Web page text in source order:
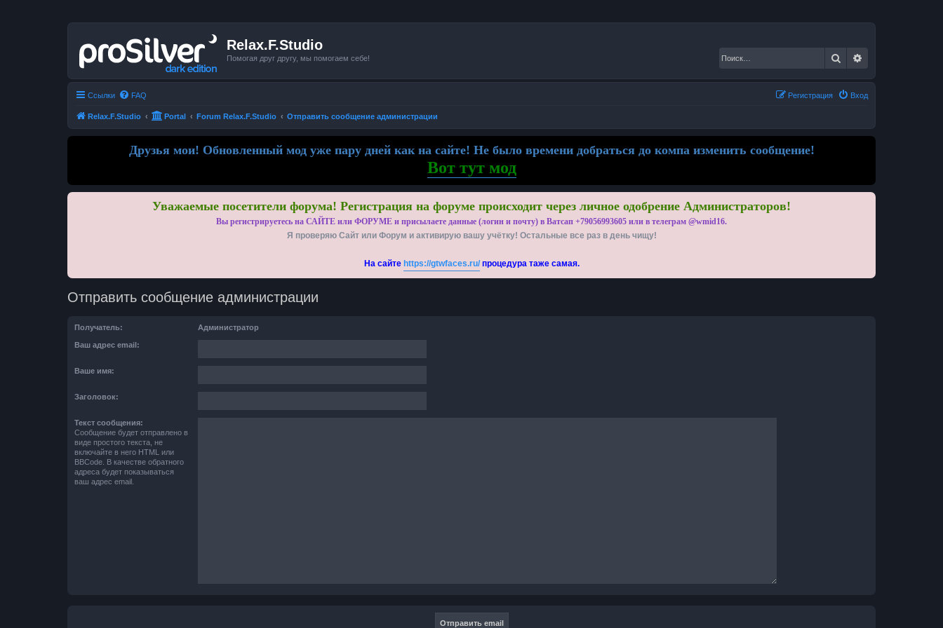
Relax.F.Studio
Помогая друг другу, мы помогаем себе! Поиск
Ссылки FAQ Вход
Регистрация
Relax.F.Studio Portal Forum Relax.F.Studio Отправить сообщение администрации
Друзья мои! Обновленный мод уже пару дней как на сайте! Не было времени добраться до компа изменить сообщение!
Вот тут мод
Уважаемые посетители форума! Регистрация на форуме происходит через личное одобрение Администраторов!
Вы регистрируетесь на САЙТЕ или ФОРУМЕ и присылаете данные (логин и почту) в Ватсап +79056993605 или в телеграм @wmid16.
Я проверяю Сайт или Форум и активирую вашу учётку! Остальные все раз в день чищу!
На сайте https://gtwfaces.ru/процедура таже самая.
Отправить сообщение администрации
Получатель: Администратор
Ваш адрес email:
Ваше имя:
Заголовок:
Текст сообщения:
Сообщение будет отправлено в
виде простого текста, не
включайте в него HTML или
BBCode. В качестве обратного
адреса будет показываться
ваш адрес email.